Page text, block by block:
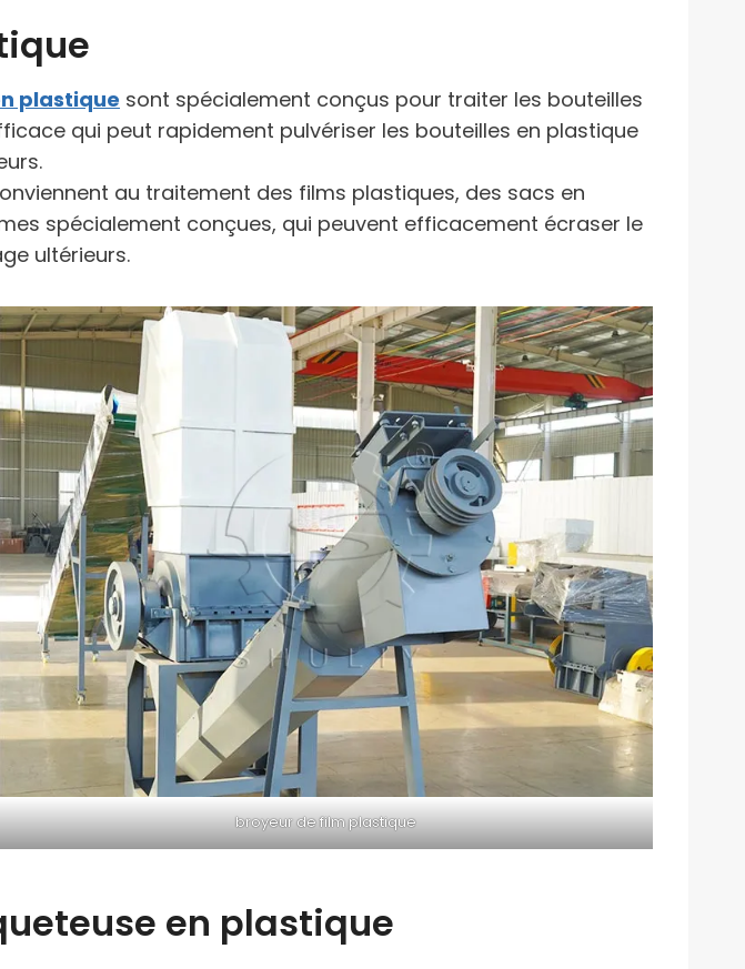
plastique sont spécialement conçus pour traiter les bouteilles
qui peut rapidement pulvériser les bouteilles en plastique
au traitement des films plastiques, des sacs en
spécialement conçues, qui peuvent efficacement écraser le
ultérieurs.
broyeur de film plastique
en plastique